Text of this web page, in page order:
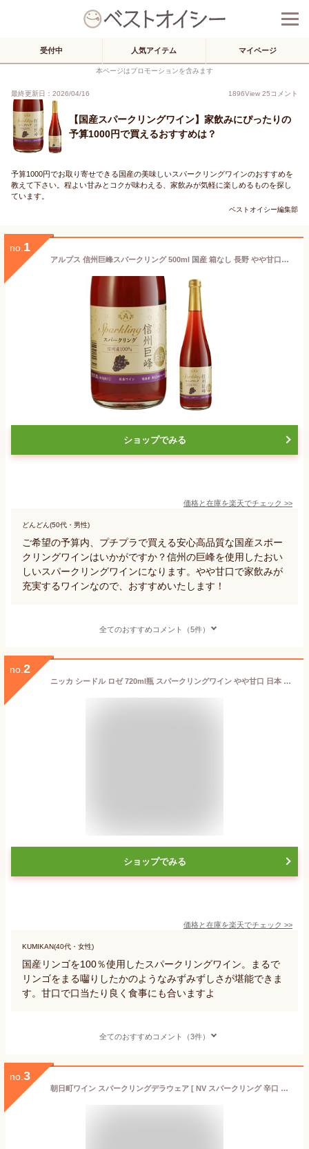
受付中 人気アイテム マイページ
本ページはプロモーションを含みます
最終更新日：2026/04/16 1896View 25コメント
【国産スパークリングワイン】家飲みにぴったりの
予算1000円で買えるおすすめは？
予算1000円でお取り寄せできる国産の美味しいスパークリングワインのおすすめを
教えて下さい。程よい甘みとコクが味わえる、家飲みが気軽に楽しめるものを探し
ています。
ベストオイシー編集部
no. 1
アルプス 信州巨峰スパークリング 500ml 国産 箱なし 長野 やや甘口【スパークリングワイン スパークリング ワイン ギフト お酒 内祝い プレゼント 酒 結婚内祝い 昇進祝い 誕生日 祝い お中元 御中元 贈り物 結婚 引っ越し祝い 敬老の日】【ワインならリカオー】
ショップでみる
価格と在庫を楽天でチェック >>
どんどん(50代・男性)
ご希望の予算内、プチプラで買える安心高品質な国産スポー
クリングワインはいかがですか？信州の巨峰を使用したおい
しいスパークリングワインになります。やや甘口で家飲みが
充実するワインなので、おすすめいたします！
全てのおすすめコメント（5件）
no. 2
ニッカ シードル ロゼ 720ml瓶 スパークリングワイン やや甘口 日本 りんご酒 リンゴワイン 国産ワイン ニッカシードル お酒 長Sお中元 敬老 御中元 御中元ギフト 中元 中元ギフト
ショップでみる
価格と在庫を楽天でチェック >>
KUMIKAN(40代・女性)
国産リンゴを100％使用したスパークリングワイン。まるで
リンゴをまる囓りしたかのようなみずみずしさが堪能できま
す。甘口で口当たり良く食事にも合いますよ
全てのおすすめコメント（3件）
no. 3
朝日町ワイン スパークリングデラウェア [ NV スパークリング 辛口 日本 375ml ]